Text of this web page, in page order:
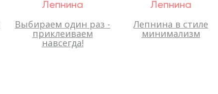
Лепнина
Выбираем один раз -
приклеиваем
навсегда!
Лепнина
Лепнина в стиле
минимализм